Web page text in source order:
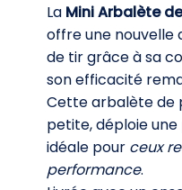
La Mini Arbalète
offre une nouvelle
de tir grâce à sa
son efficacité
Cette arbalète de
petite, déploie
idéale pour ceux
performance.